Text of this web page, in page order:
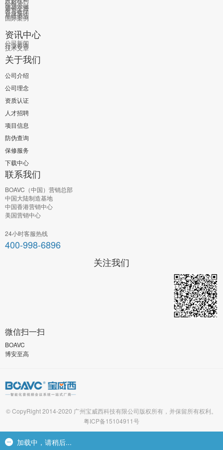
公检法
能源金融
通信交通
教育医疗
企业集团
星级酒店
国际案例
资讯中心
公司新闻
行业咨询
技术文章
关于我们
公司介绍
公司理念
资质认证
人才招聘
项目信息
防伪查询
保修服务
下载中心
联系我们
BOAVC（中国）营销总部
中国大陆制造基地
中国香港营销中心
美国营销中心
24小时客服热线
400-998-6896
关注我们
微信扫一扫
BOAVC
博安至高
© CopyRight 2014-2020 广州宝威西科技有限公司版权所有，并保留所有权利。
粤ICP备15104911号
友情链接石雕动物制作
加载中，请稍后...
加载中，请稍后...